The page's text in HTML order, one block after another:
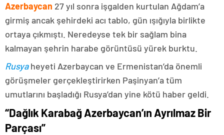
Azerbaycan 27 yıl sonra işgalden kurtulan Ağdam’a
girmiş ancak şehirdeki acı tablo, gün ışığıyla birlikte
ortaya çıkmıştı. Neredeyse tek bir sağlam bina
kalmayan şehrin harabe görüntüsü yürek burktu.
Rusyaheyeti Azerbaycan ve Ermenistan’da önemli
görüşmeler gerçekleştirirken Paşinyan’a tüm
umutlarını başladığı Rusya’dan yine kötü haber geldi.
“Dağlık Karabağ Azerbaycan’ın Ayrılmaz Bir
Parçası”